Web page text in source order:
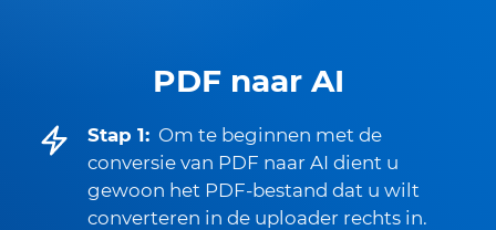
PDF naar AI
Stap 1: Om te beginnen met de
conversie van PDF naar AI dient u
gewoon het PDF-bestand dat u wilt
converteren in de uploader rechts in.